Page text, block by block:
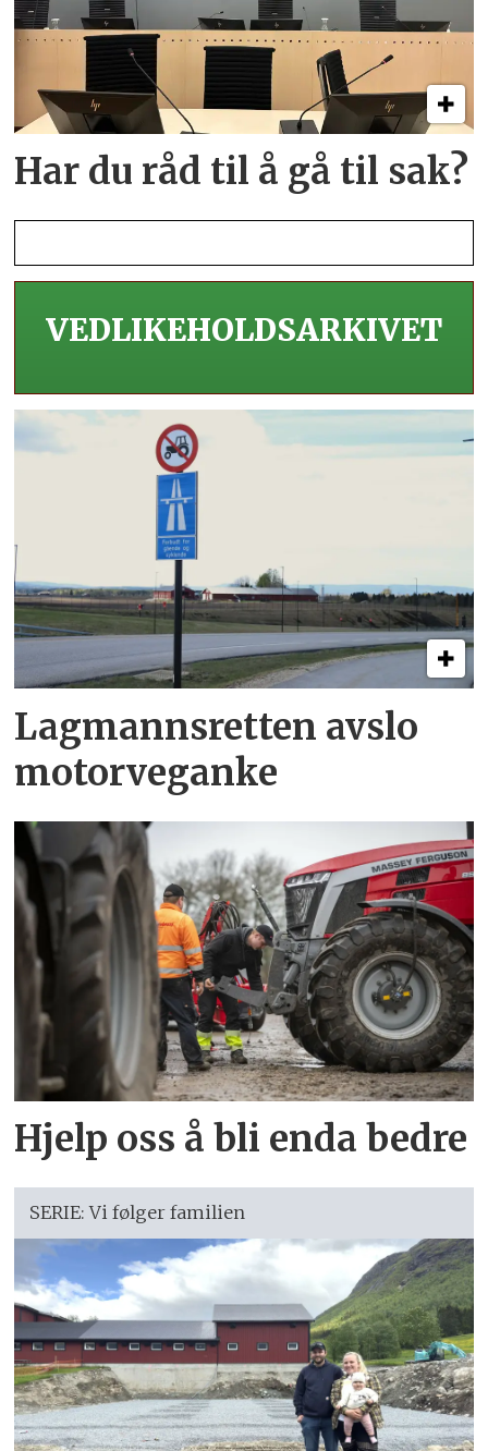
Har du råd til å gå til sak?
VEDLIKEHOLDS­ARKIVET
Lagmannsretten avslo
motorveganke
Hjelp oss å bli enda bedre
SERIE: Vi følger familien